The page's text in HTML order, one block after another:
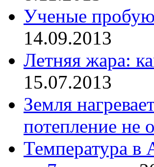
Ученые
14.09.2013
Летняя жара:
15.07.2013
Земля
потепление не
Температура в